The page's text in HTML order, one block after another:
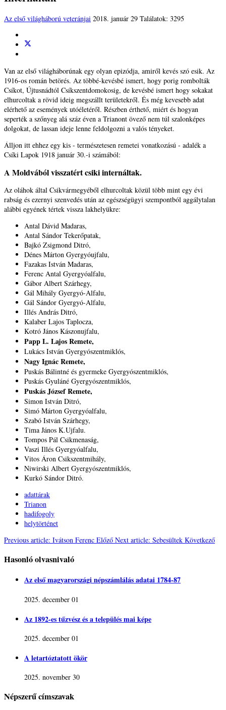
Az első világháború veteránjai 2018. január 29 Találatok: 3295
Van az első világháborúnak egy olyan epizódja, amiről kevés szó esik. Az
1916-os román betörés. Az többé-kevésbé ismert, hogy porig rombolták
Csíkot, Újtusnádtól Csíkszentdomokosig, de kevésbé ismert hogy sokakat
elhurcoltak a rövid ideig megszállt területekről. És még kevesebb adat
elérhető az események utóéletéről. Részben érthető, miért és hogyan
seperték a szőnyeg alá száz éven a Trianont övező nem túl szalonképes
dolgokat, de lassan ideje lenne feldolgozni a valós tényeket.
Álljon itt ehhez egy kis - természetesen remetei vonatkozású - adalék a
Csíki Lapok 1918 január 30.-i számából:
A Moldvából visszatért csiki internáltak.
Az oláhok által Csikvármegyéből elhurcoltak közül több mint egy évi
rabság és ezernyi szenvedés után az egészségügyi szempontból aggálytalan
alábbi egyének tértek vissza lakhelyükre:
Antal Dávid Madaras,
Antal Sándor Tekerőpatak,
Bajkó Zsigmond Ditró,
Dénes Márton Gyergyóujfalu,
Fazakas István Madaras,
Ferenc Antal Gyergyóalfalu,
Gábor Albert Szárhegy,
Gál Mihály Gyergyó-Alfalu,
Gál Sándor Gyergyó-Alfalu,
Illés András Ditró,
Kalaber Lajos Taplocza,
Kotró János Kászonujfalu,
Papp L. Lajos Remete,
Lukács István Gyergyószentmiklós,
Nagy Ignác Remete,
Puskás Bálintné és gyermeke Gyergyószentmiklós,
Puskás Gyuláné Gyergyószentmiklós,
Puskás József Remete,
Simon István Ditró,
Simó Márton Gyergyóalfalu,
Szabó István Szárhegy,
Tima János K.Ujfalu.
Tompos Pál Csikmenaság,
Vaszi Illés Gyergyóalfalu,
Vitos Áron Csikszentmihály,
Niwirski Albert Gyergyószentmiklós,
Kurkó Sándor Ditró.
adattárak
Trianon
hadifogoly
helytörténet
Previous article: Ivátson Ferenc Előző Next article: Sebesültek Következő
Hasonló olvasnivaló
Az első magyarországi népszámlálás adatai 1784-87
2025. december 01
Az 1892-es tűzvész és a település mai képe
2025. december 01
A letartóztatott ökör
2025. november 30
Népszerű címszavak